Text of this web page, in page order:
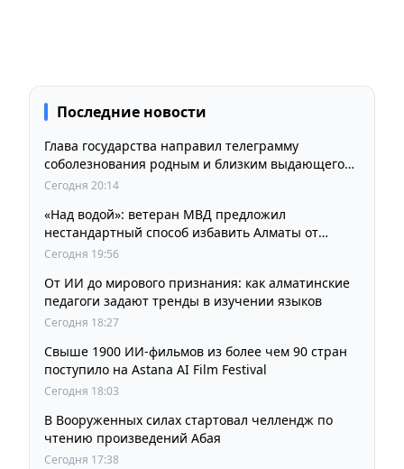
Последние новости
Глава государства направил телеграмму
соболезнования родным и близким выдающегося
кинорежиссера Ардака Амиркулова
Сегодня 20:14
«Над водой»: ветеран МВД предложил
нестандартный способ избавить Алматы от
пробок и смога
Сегодня 19:56
От ИИ до мирового признания: как алматинские
педагоги задают тренды в изучении языков
Сегодня 18:27
Свыше 1900 ИИ-фильмов из более чем 90 стран
поступило на Astana AI Film Festival
Сегодня 18:03
В Вооруженных силах стартовал челлендж по
чтению произведений Абая
Сегодня 17:38